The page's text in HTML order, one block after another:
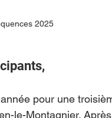
2025
pour une
le-Montagnier.